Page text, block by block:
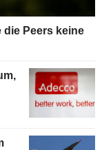
die Peers keine